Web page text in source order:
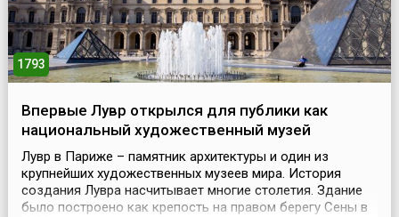
1793
Впервые Лувр открылся для публики как
национальный художественный музей
Лувр в Париже – памятник архитектуры и один из
крупнейших художественных музеев мира. История
создания Лувра насчитывает многие столетия. Здание
было построено как крепость на правом берегу Сены в